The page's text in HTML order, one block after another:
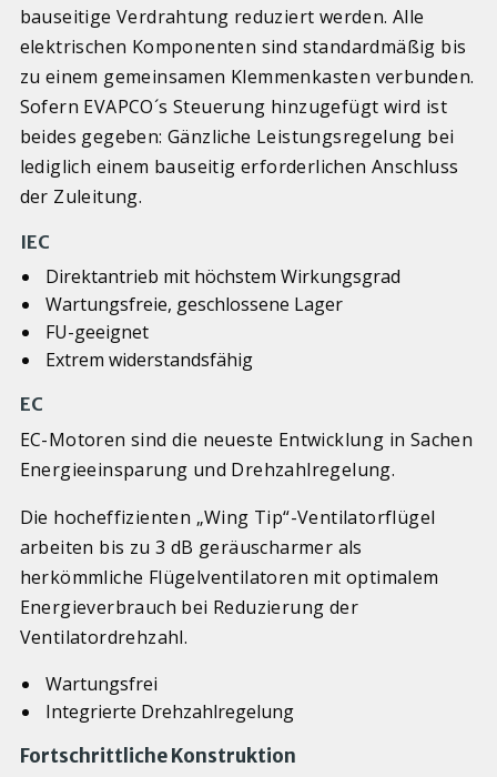
bauseitige Verdrahtung reduziert werden. Alle
elektrischen Komponenten sind standardmäßig bis
zu einem gemeinsamen Klemmenkasten verbunden.
Sofern EVAPCO´s Steuerung hinzugefügt wird ist
beides gegeben: Gänzliche Leistungsregelung bei
lediglich einem bauseitig erforderlichen Anschluss
der Zuleitung.
IEC
Direktantrieb mit höchstem Wirkungsgrad
Wartungsfreie, geschlossene Lager
FU-geeignet
Extrem widerstandsfähig
EC
EC-Motoren sind die neueste Entwicklung in Sachen
Energieeinsparung und Drehzahlregelung.
Die hocheffizienten „Wing Tip“-Ventilatorflügel
arbeiten bis zu 3 dB geräuscharmer als
herkömmliche Flügelventilatoren mit optimalem
Energieverbrauch bei Reduzierung der
Ventilatordrehzahl.
Wartungsfrei
Integrierte Drehzahlregelung
Fortschrittliche Konstruktion